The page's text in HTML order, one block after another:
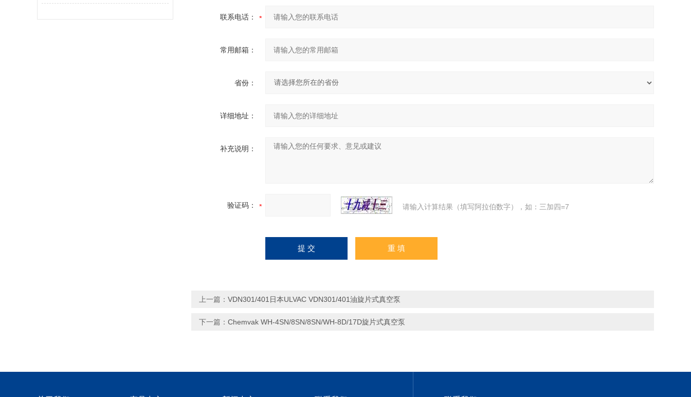
联系电话：
常用邮箱：
省份：
详细地址：
补充说明：
验证码： 请输入计算结果（填写阿拉伯数字），如：三加四=7
上一篇： VDN301/401日本ULVAC VDN301/401油旋片式真空泵
下一篇： Chemvak WH-4SN/8SN/8SN/WH-8D/17D旋片式真空泵